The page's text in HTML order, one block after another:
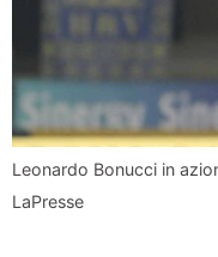
Leonardo Bonucci in
LaPresse